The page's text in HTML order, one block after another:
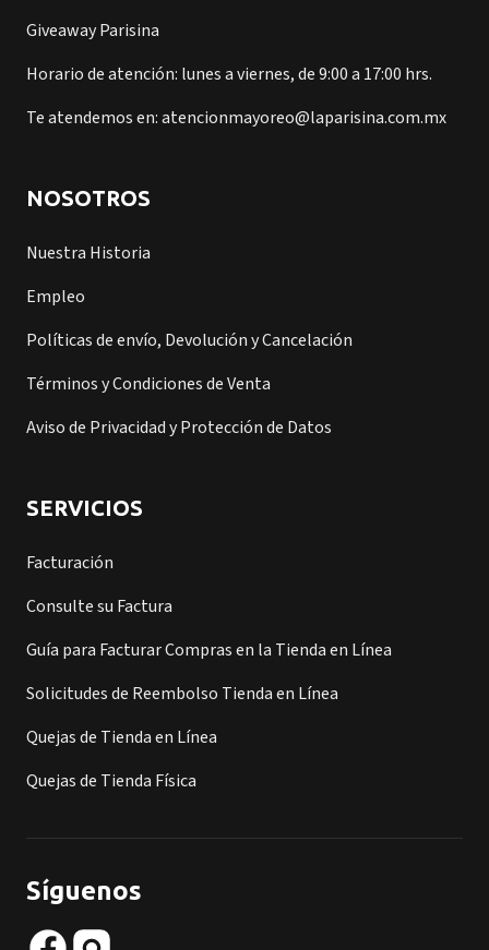
Giveaway Parisina
Horario de atención: lunes a viernes, de 9:00 a 17:00 hrs.
Te atendemos en: atencionmayoreo@laparisina.com.mx
NOSOTROS
Nuestra Historia
Empleo
Políticas de envío, Devolución y Cancelación
Términos y Condiciones de Venta
Aviso de Privacidad y Protección de Datos
SERVICIOS
Facturación
Consulte su Factura
Guía para Facturar Compras en la Tienda en Línea
Solicitudes de Reembolso Tienda en Línea
Quejas de Tienda en Línea
Quejas de Tienda Física
Síguenos